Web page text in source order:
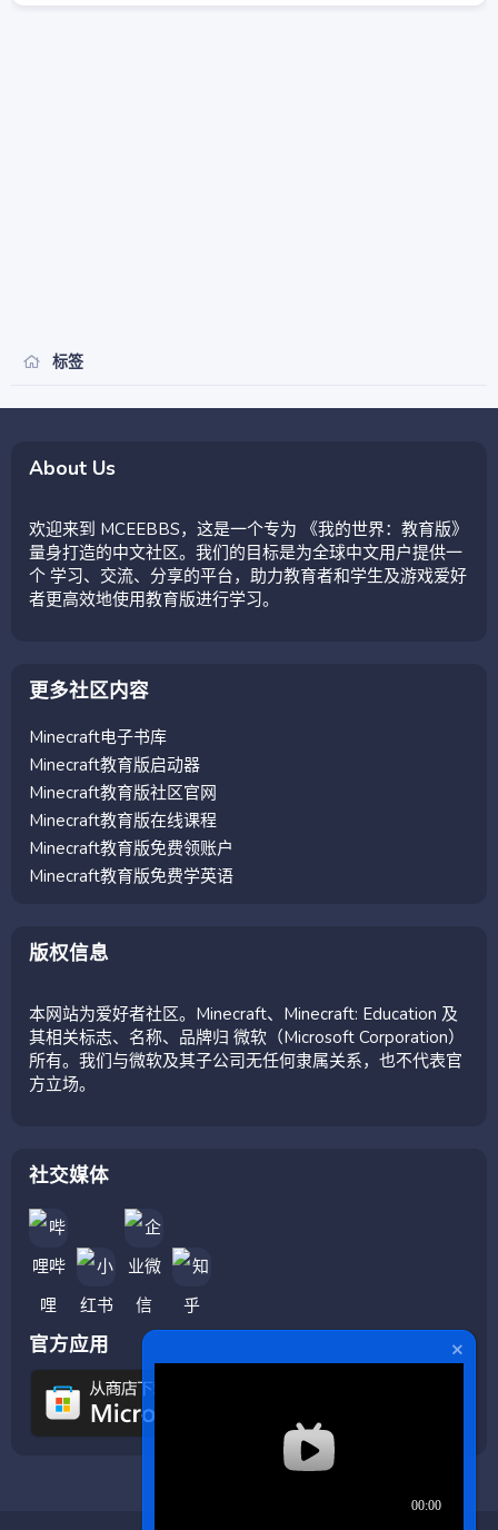
标签
About Us
欢迎来到 MCEEBBS，这是一个专为 《我的世界：教育版》
量身打造的中文社区。我们的目标是为全球中文用户提供一
个 学习、交流、分享的平台，助力教育者和学生及游戏爱好
者更高效地使用教育版进行学习。
更多社区内容
Minecraft电子书库
Minecraft教育版启动器
Minecraft教育版社区官网
Minecraft教育版在线课程
Minecraft教育版免费领账户
Minecraft教育版免费学英语
版权信息
本网站为爱好者社区。Minecraft、Minecraft: Education 及
其相关标志、名称、品牌归 微软（Microsoft Corporation）
所有。我们与微软及其子公司无任何隶属关系，也不代表官
方立场。
社交媒体
官方应用